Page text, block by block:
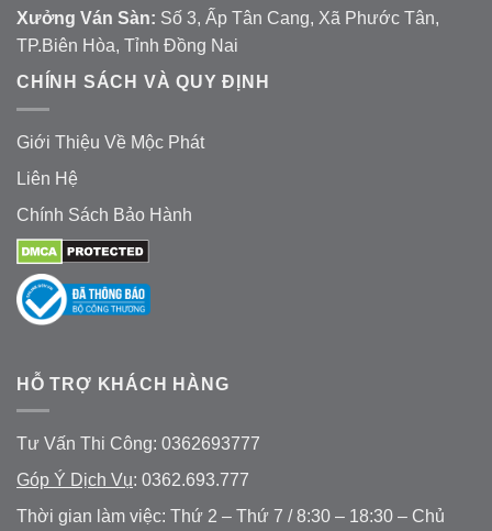
Xưởng Ván Sàn: Số 3, Ấp Tân Cang, Xã Phước Tân,
TP.Biên Hòa, Tỉnh Đồng Nai
CHÍNH SÁCH VÀ QUY ĐỊNH
Giới Thiệu Về Mộc Phát
Liên Hệ
Chính Sách Bảo Hành
HỖ TRỢ KHÁCH HÀNG
Tư Vấn Thi Công: 0362693777
Góp Ý Dịch Vụ: 0362.693.777
Thời gian làm việc: Thứ 2 – Thứ 7 / 8:30 – 18:30 – Chủ